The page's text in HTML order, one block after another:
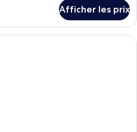
Afficher les prix
Une salle de bain moderne avec un